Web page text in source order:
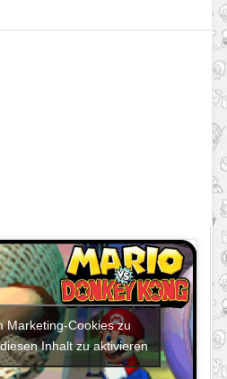
Marketing-Cookies zu
Inhalt zu aktivieren